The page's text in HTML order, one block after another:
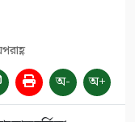
অ- অ+